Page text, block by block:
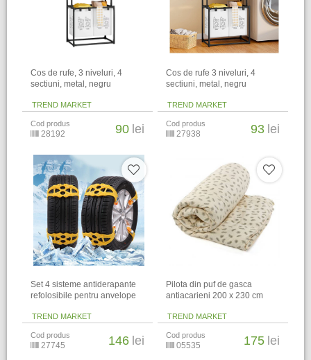
Cos de rufe, 3 niveluri, 4
sectiuni, metal, negru
TREND MARKET
Cod produs
28192 90 lei
Cos de rufe 3 niveluri, 4
sectiuni, metal, negru
TREND MARKET
Cod produs
27938 93 lei
Set 4 sisteme antiderapante
refolosibile pentru anvelope
TREND MARKET
Cod produs
27745 146 lei
Pilota din puf de gasca
antiacarieni 200 x 230 cm
TREND MARKET
Cod produs
05535 175 lei